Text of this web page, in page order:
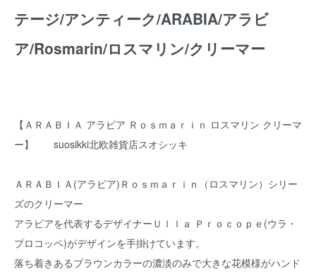
テージ/アンティーク/ARABIA/アラビ
ア/Rosmarin/ロスマリン/クリーマー
【ＡＲＡＢＩＡ アラビア Ｒｏｓｍａｒｉｎ ロスマリン クリーマ
ー】 suosikki北欧雑貨店スオシッキ
ＡＲＡＢＩＡ(アラビア)Ｒｏｓｍａｒｉｎ（ロスマリン）シリー
ズのクリーマー
アラビアを代表するデザイナーＵｌｌａ Ｐｒｏｃｏｐｅ(ウラ・
プロコッペ)がデザインを手掛けています。
落ち着きあるブラウンカラーの濃淡のみで大きな花模様がハンド